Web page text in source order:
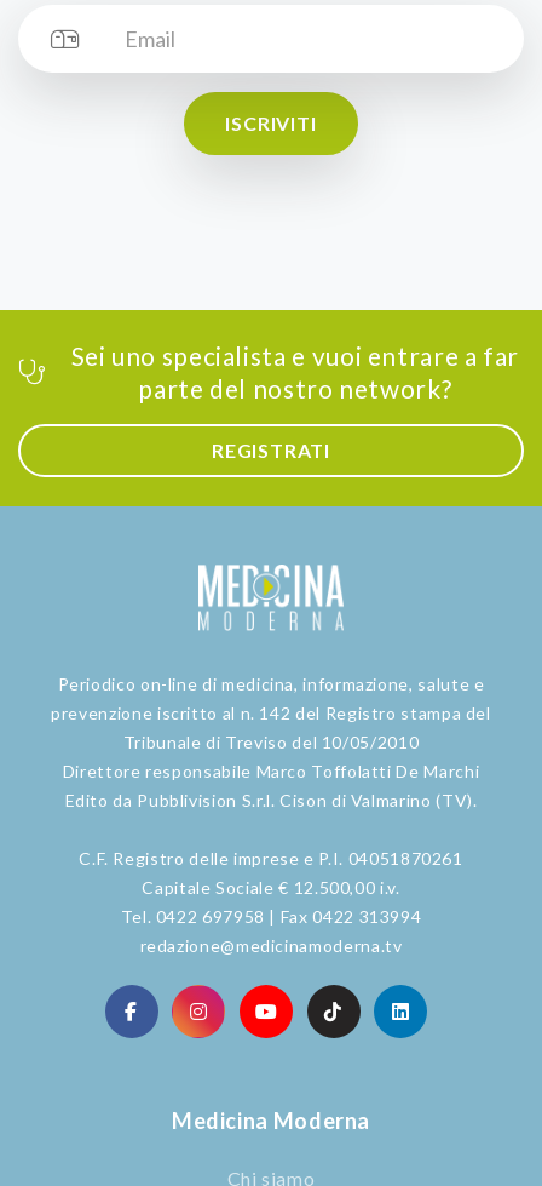
ISCRIVITI
Sei uno specialista e vuoi entrare a far
parte del nostro network?
REGISTRATI
Periodico on-line di medicina, informazione, salute e
prevenzione iscritto al n. 142 del Registro stampa del
Tribunale di Treviso del 10/05/2010
Direttore responsabile Marco Toffolatti De Marchi
Edito da Pubblivision S.r.l. Cison di Valmarino (TV).
C.F. Registro delle imprese e P.I. 04051870261
Capitale Sociale € 12.500,00 i.v.
Tel. 0422 697958 | Fax 0422 313994
redazione@medicinamoderna.tv
Medicina Moderna
Chi siamo